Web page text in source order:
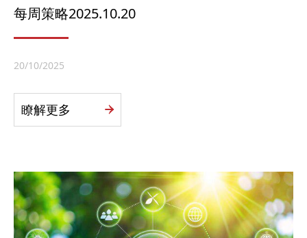
每周策略2025.10.20
20/10/2025
瞭解更多